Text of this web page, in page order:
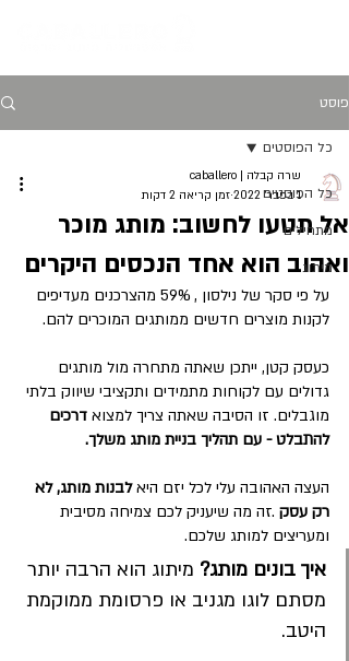
פוסט
כל הפוסטים
מתחילים
מיתוג
כל הפוסטים
אל תטעו לחשוב: מותג מוכר
ואהוב הוא אחד הנכסים היקרים
שרה קבלה | caballero
1 בפבר׳ 2022
זמן קריאה 2 דקות
על פי סקר של נילסון , 59% מהצרכנים מעדיפים
לקנות מוצרים חדשים ממותגים המוכרים להם.
כעסק קטן, ייתכן שאתה מתחרה מול מותגים
גדולים עם לקוחות מתמידים ותקציבי שיווק בלתי
מוגבלים. זו הסיבה שאתה צריך למצוא דרכים
להתבלט - עם תהליך בניית מותג משלך.
העצה האהובה עלי לכל יזם היא לבנות מותג, לא
רק עסק .זה מה שיעניק לכם צמיחה מסיבית
ומעריצים למותג שלכם.
איך בונים מותג? מיתוג הוא הרבה יותר
מסתם לוגו מגניב או פרסומת ממוקמת
היטב.